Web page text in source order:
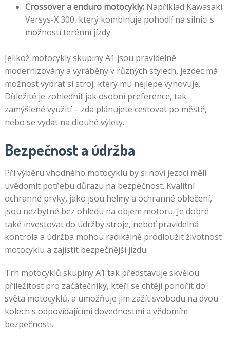
Crossover a enduro motocykly:Například Kawasaki
Versys-X 300, který kombinuje pohodlí na silnici s
možností terénní jízdy.
Jelikož motocykly skupiny A1 jsou pravidelně
modernizovány a vyráběny v různých stylech, jezdec má
možnost vybrat si stroj, který mu nejlépe vyhovuje.
Důležité je zohlednit jak osobní preference, tak
zamýšlené využití – zda plánujete cestovat po městě,
nebo se vydat na dlouhé výlety.
Bezpečnost a údržba
Při výběru vhodného motocyklu by si noví jezdci měli
uvědomit potřebu důrazu na bezpečnost. Kvalitní
ochranné prvky, jako jsou helmy a ochranné oblečení,
jsou nezbytné bez ohledu na objem motoru. Je dobré
také investovat do údržby stroje, neboť pravidelná
kontrola a údržba mohou radikálně prodloužit životnost
motocyklu a zajistit bezpečnější jízdu.
Trh motocyklů skupiny A1 tak představuje skvělou
příležitost pro začátečníky, kteří se chtějí ponořit do
světa motocyklů, a umožňuje jim zažít svobodu na dvou
kolech s odpovídajícími dovednostmi a vědomím
bezpečnosti.